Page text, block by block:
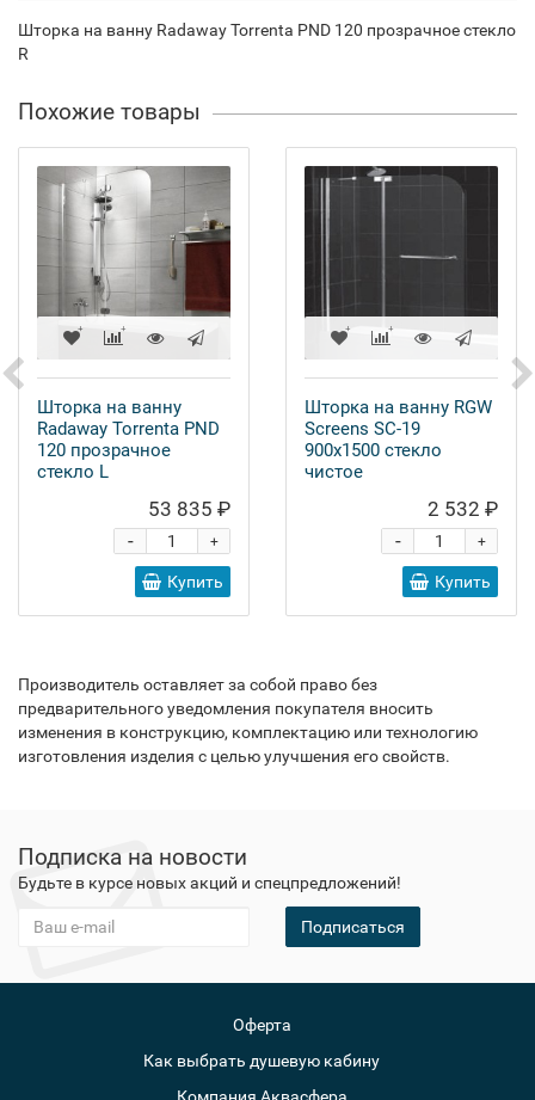
Шторка на ванну Radaway Torrenta PND 120 прозрачное стекло
R
Похожие товары
Шторка на ванну
Radaway Torrenta PND
120 прозрачное
стекло L
53 835 ₽
+
-
Купить
Шторка на ванну RGW
Screens SC-19
900x1500 стекло
чистое
2 532 ₽
+
-
Купить
Производитель оставляет за собой право без
предварительного уведомления покупателя вносить
изменения в конструкцию, комплектацию или технологию
изготовления изделия с целью улучшения его свойств.
Подписка на новости
Будьте в курсе новых акций и спецпредложений!
Подписаться
Оферта
Как выбрать душевую кабину